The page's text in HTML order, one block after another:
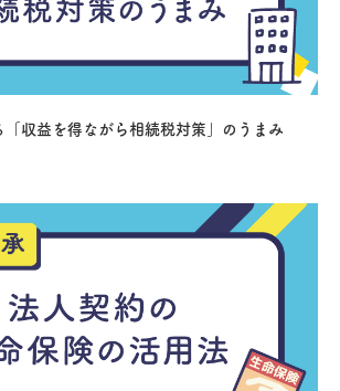
「収益を得ながら相続税対策」のうまみ